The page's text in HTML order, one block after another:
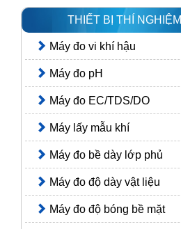
THIẾT BỊ THÍ NGHIỆM
Máy đo vi khí hậu
Máy đo pH
Máy đo EC/TDS/DO
Máy lấy mẫu khí
Máy đo bề dày lớp phủ
Máy đo độ dày vật liệu
Máy đo độ bóng bề mặt